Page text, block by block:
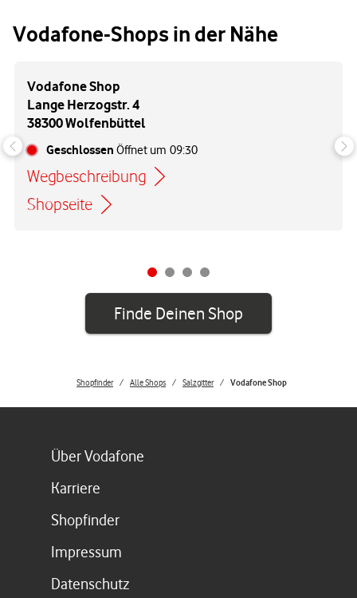
Vodafone-Shops in der Nähe
Vodafone Shop
Lange Herzogstr. 4
38300 Wolfenbüttel
Geschlossen Öffnet um 09:30
Wegbeschreibung
Link öffnet in einem neuen Tab
Shopseite
Finde Deinen Shop
Shopfinder Alle Shops Salzgitter Vodafone Shop
Über Vodafone
Karriere
ShopfinderLink öffnet in einem neuen Tab
Impressum
Datenschutz